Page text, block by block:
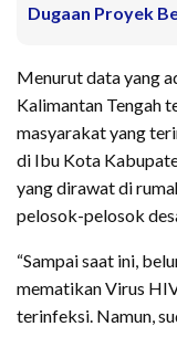
Dugaan Proyek
Menurut data yang
Kalimantan Tengah
masyarakat yang
di Ibu Kota
yang dirawat di
pelosok-pelosok
“Sampai saat ini,
mematikan Virus
terinfeksi. Namun,